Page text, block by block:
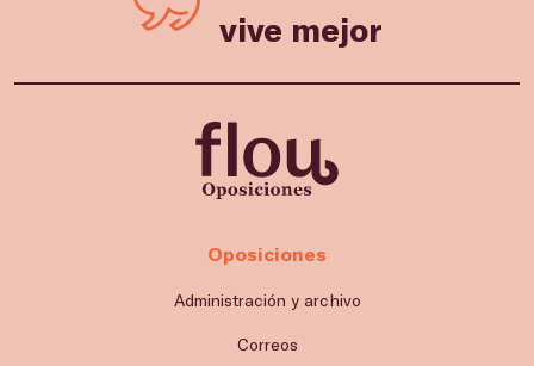
vive mejor
Oposiciones
Administración y archivo
Correos